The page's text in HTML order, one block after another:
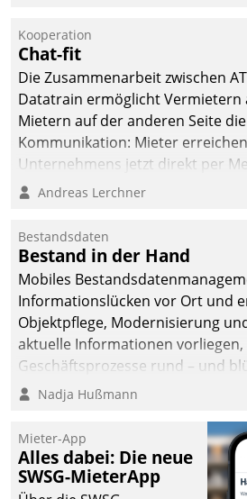
Kooperation
Chat-fit
Die Zusammenarbeit zwischen
Datatrain ermöglicht Vermietern
Mietern auf der anderen Seite
Kommunikation: Mieter
Unternehmens jetzt direkt per
Mitarbeiter oder Dienstleister
Andreas Lerchner
Bestandsdaten
Bestand in der Hand
Mobiles
Informationslücken vor Ort und
Objektpflege, Modernisierung
aktuelle Informationen vorliegen,
Geschäftsprozesse rund – und
Nadja Hußmann
Mieter-App
Alles dabei: Die neue
SWSG-MieterApp